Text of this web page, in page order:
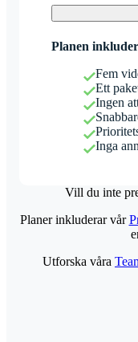
Planen
Fem
Ett
Ingen
Inga
Vill du inte
Planer inkluderar vår
Utforska våra